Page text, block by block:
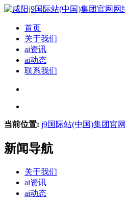
首页
关于我们
ai资讯
ai动态
联系我们
当前位置: j9国际站(中国)集团官网
新闻导航
关于我们
ai资讯
ai动态